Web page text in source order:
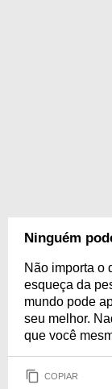
Ninguém
Não importa o
esqueça da
mundo pode
seu melhor.
que você
COPIAR